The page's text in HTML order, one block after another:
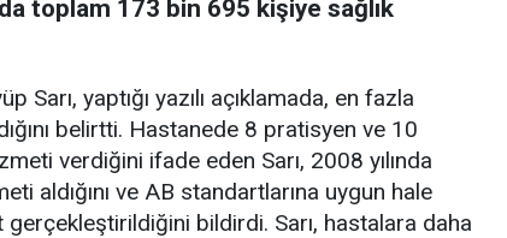
toplam 173 bin 695 kişiye sağlık
yaptığı yazılı açıklamada, en fazla
belirtti. Hastanede 8 pratisyen ve 10
verdiğini ifade eden Sarı, 2008 yılında
aldığını ve AB standartlarına uygun hale
bildirdi. Sarı, hastalara daha